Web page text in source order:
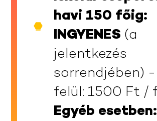
havi 150 főig:
INGYENES (a
jelentkezés
sorrendjében) -
felül: 1500 Ft /
Egyéb esetben: